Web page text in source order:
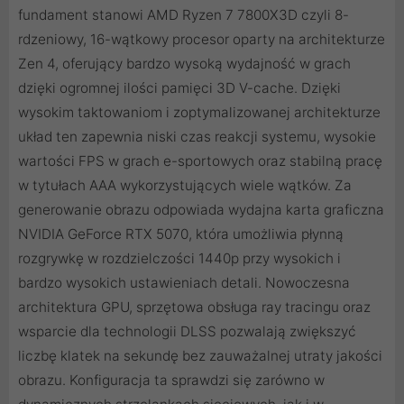
fundament stanowi AMD Ryzen 7 7800X3D czyli 8-
rdzeniowy, 16-wątkowy procesor oparty na architekturze
Zen 4, oferujący bardzo wysoką wydajność w grach
dzięki ogromnej ilości pamięci 3D V-cache. Dzięki
wysokim taktowaniom i zoptymalizowanej architekturze
układ ten zapewnia niski czas reakcji systemu, wysokie
wartości FPS w grach e-sportowych oraz stabilną pracę
w tytułach AAA wykorzystujących wiele wątków. Za
generowanie obrazu odpowiada wydajna karta graficzna
NVIDIA GeForce RTX 5070, która umożliwia płynną
rozgrywkę w rozdzielczości 1440p przy wysokich i
bardzo wysokich ustawieniach detali. Nowoczesna
architektura GPU, sprzętowa obsługa ray tracingu oraz
wsparcie dla technologii DLSS pozwalają zwiększyć
liczbę klatek na sekundę bez zauważalnej utraty jakości
obrazu. Konfiguracja ta sprawdzi się zarówno w